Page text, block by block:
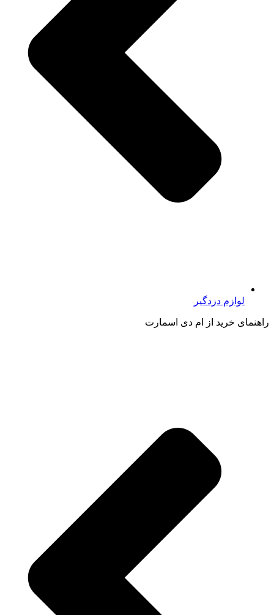
لوازم دزدگیر
راهنمای خرید از ام دی اسمارت